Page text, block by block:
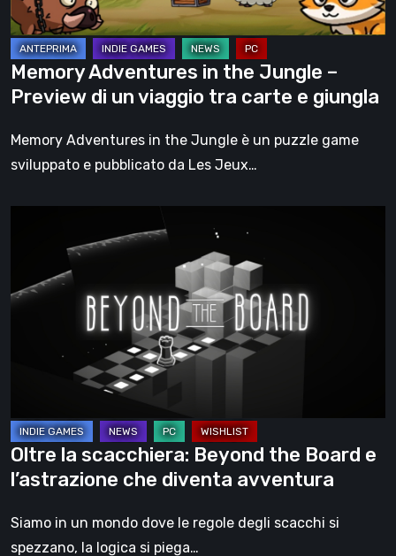
un
viaggio
tra
carte
e
giungla
Memory Adventures in the Jungle –
Preview di un viaggio tra carte e giungla
Memory Adventures in the Jungle è un puzzle game
sviluppato e pubblicato da Les Jeux…
scacchiera:
Beyond
l’astrazione
che
diventa
avventura
Oltre la scacchiera: Beyond the Board e
l’astrazione che diventa avventura
Siamo in un mondo dove le regole degli scacchi si
spezzano, la logica si piega…